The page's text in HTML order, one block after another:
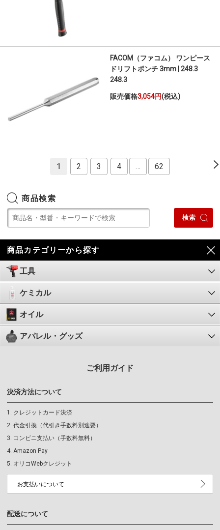
FACOM（ファコム） ワンピース
ドリフトポンチ 3mm | 248.3
248.3
販売価格3,054円(税込)
1 2 3 4 … 62
商品検索
商品カテゴリーから探す
工具
ケミカル
オイル
アパレル・グッズ
ご利用ガイド
決済方法について
クレジットカード決済
代金引換（代引き手数料別途要）
コンビニ支払い（手数料無料）
Amazon Pay
オリコWebクレジット
お支払いについて
配送について